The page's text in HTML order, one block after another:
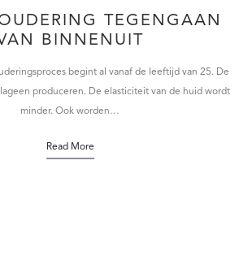
TEGENGAAN
BINNENUIT
begint al vanaf de leeftijd van 25. De
produceren. De elasticiteit van de huid wordt
minder. Ook worden…
Read More